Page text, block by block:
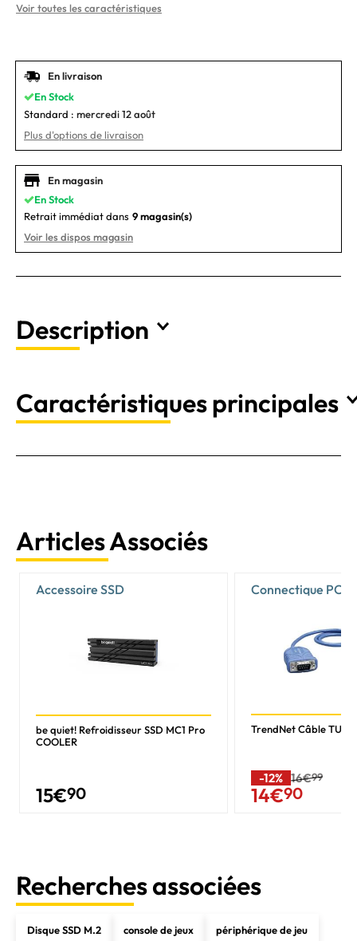
Voir toutes les caractéristiques
En livraison
En Stock
Standard : mercredi 12 août
Plus d'options de livraison
En magasin
En Stock
Retrait immédiat dans 9 magasin(s)
Voir les dispos magasin
Description
Caractéristiques principales
Articles Associés
Accessoire SSD
be quiet! Refroidisseur SSD MC1 Pro
COOLER
15€90
Connectique PC
TrendNet Câble TU-
-12% 16€99
14€90
Recherches associées
Disque SSD M.2 console de jeux périphérique de jeu